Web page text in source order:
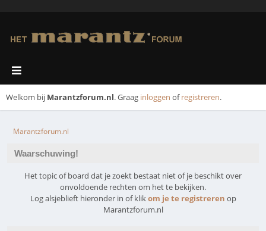
Welkom bij Marantzforum.nl. Graag inloggen ofregistreren.
Marantzforum.nl
Waarschuwing!
Het topic of board dat je zoekt bestaat niet of je beschikt over
onvoldoende rechten om het te bekijken.
Log alsjeblieft hieronder in of klikom je te registreren op
Marantzforum.nl